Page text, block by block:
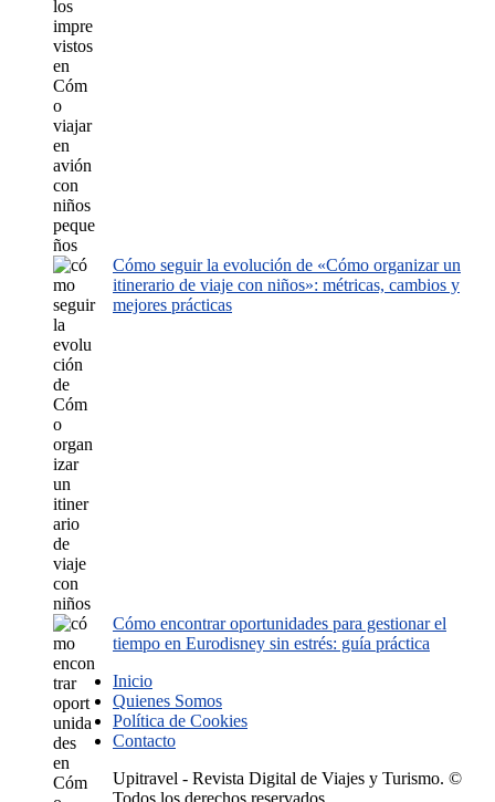
Cómo seguir la evolución de «Cómo organizar un
itinerario de viaje con niños»: métricas, cambios y
mejores prácticas
Cómo encontrar oportunidades para gestionar el
tiempo en Eurodisney sin estrés: guía práctica
Inicio
Quienes Somos
Política de Cookies
Contacto
Upitravel - Revista Digital de Viajes y Turismo. ©
Todos los derechos reservados.